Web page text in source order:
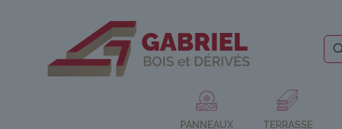
PANNEAUX TERRASSE